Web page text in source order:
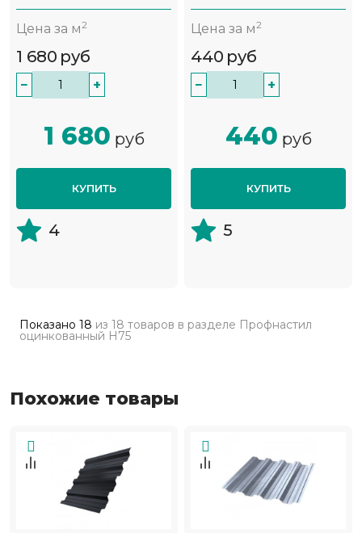
Цена за м2
1 680 руб
− +
1 680 руб
КУПИТЬ
4
Цена за м2
440 руб
− +
440 руб
КУПИТЬ
5
Показано 18 из 18 товаров в разделе Профнастил
оцинкованный Н75
Похожие товары